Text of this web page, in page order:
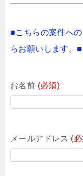
■こちらの案件へ
らお願いします。■
お名前 (必須)
メールアドレス (